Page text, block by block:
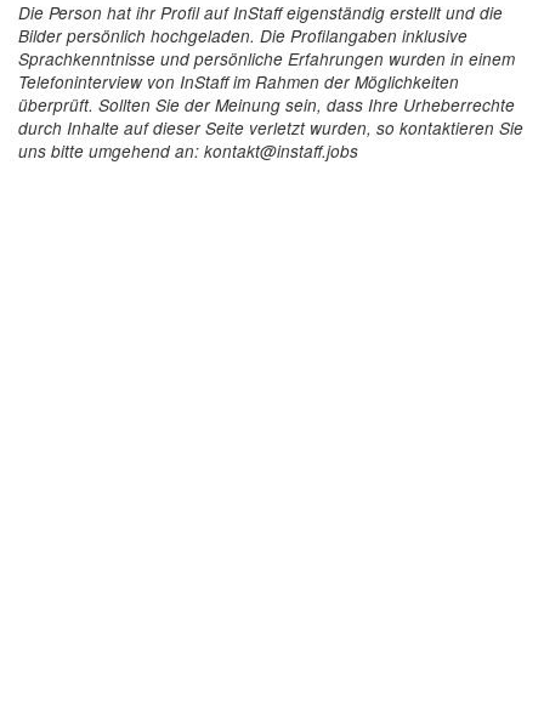
Die Person hat ihr Profil auf InStaff eigenständig erstellt und die
Bilder persönlich hochgeladen. Die Profilangaben inklusive
Sprachkenntnisse und persönliche Erfahrungen wurden in einem
Telefoninterview von InStaff im Rahmen der Möglichkeiten
überprüft. Sollten Sie der Meinung sein, dass Ihre Urheberrechte
durch Inhalte auf dieser Seite verletzt wurden, so kontaktieren Sie
uns bitte umgehend an: kontakt@instaff.jobs